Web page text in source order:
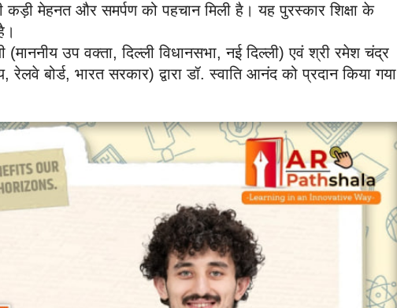
मेहनत और समर्पण को पहचान मिली है। यह पुरस्कार शिक्षा के
उप वक्ता, दिल्ली विधानसभा, नई दिल्ली) एवं श्री रमेश चंद्र
बोर्ड, भारत सरकार) द्वारा डॉ. स्वाति आनंद को प्रदान किया गया